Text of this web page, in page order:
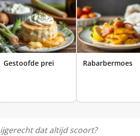
Gestoofde prei Rabarbermoes
dat altijd scoort?